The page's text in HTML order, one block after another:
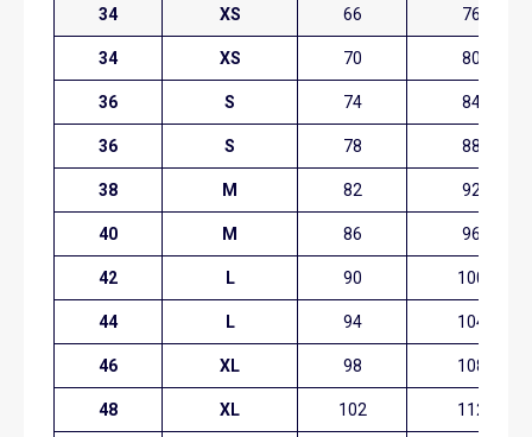
34 XS 66 76
34 XS 70 80
36 S 74 84
36 S 78 88
38 M 82 92
40 M 86 96
42 L 90 100
44 L 94 104
46 XL 98 108
48 XL 102 112